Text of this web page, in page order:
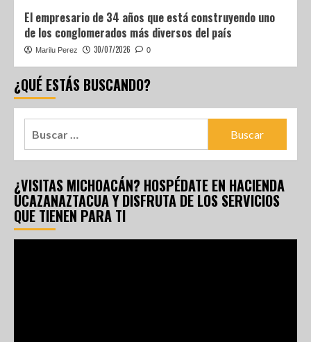
El empresario de 34 años que está construyendo uno
de los conglomerados más diversos del país
Marilu Perez 30/07/2026 0
¿QUÉ ESTÁS BUSCANDO?
¿VISITAS MICHOACÁN? HOSPÉDATE EN HACIENDA
UCAZANAZTACUA Y DISFRUTA DE LOS SERVICIOS
QUE TIENEN PARA TI